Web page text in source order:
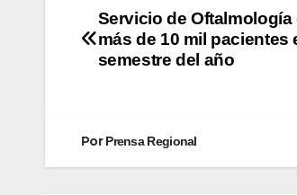
Servicio de Oftalmología
más de 10 mil pacientes
semestre del año
PorPrensa Regional